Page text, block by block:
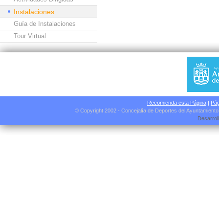
Instalaciones
Guía de Instalaciones
Tour Virtual
Recomienda esta Página |
© Copyright 2002 - Concejalía de Deportes del